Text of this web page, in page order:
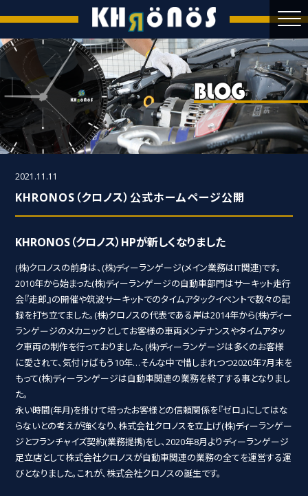
2021.11.11
KHRONOS（クロノス）公式ホームページ公開
KHRONOS（クロノス）HPが新しくなりました
(株)クロノスの前身は、(株)ディーランゲージ(メイン業務はIT関連)です。
2010年から始まった(株)ディーランゲージの自動車部門はサーキット走行
会『走郎』の開催や筑波サーキットでのタイムアタックイベントで数々の記
録を打ち立てました。(株)クロノスの代表である岸は2014年から(株)ディー
ランゲージのメカニックとしてお客様の車両メンテナンスやタイムアタッ
ク車両の制作を行っておりました。(株)ディーランゲージは多くのお客様
に愛されて、気付けばもう10年…そんな中で惜しまれつつ2020年7月末を
もって(株)ディーランゲージは自動車関連の業務を終了する事となりまし
た。
永い時間(年月)を掛けて培ったお客様との信頼関係を『ゼロ』にしてはな
らないとの考えが強くなり、株式会社クロノスを立上げ(株)ディーランゲー
ジとフランチャイズ契約(業務提携)をし、2020年8月よりディーランゲージ
足立店として株式会社クロノスが自動車関連の業務の全てを運営する運
びとなりました。これが、株式会社クロノスの誕生です。